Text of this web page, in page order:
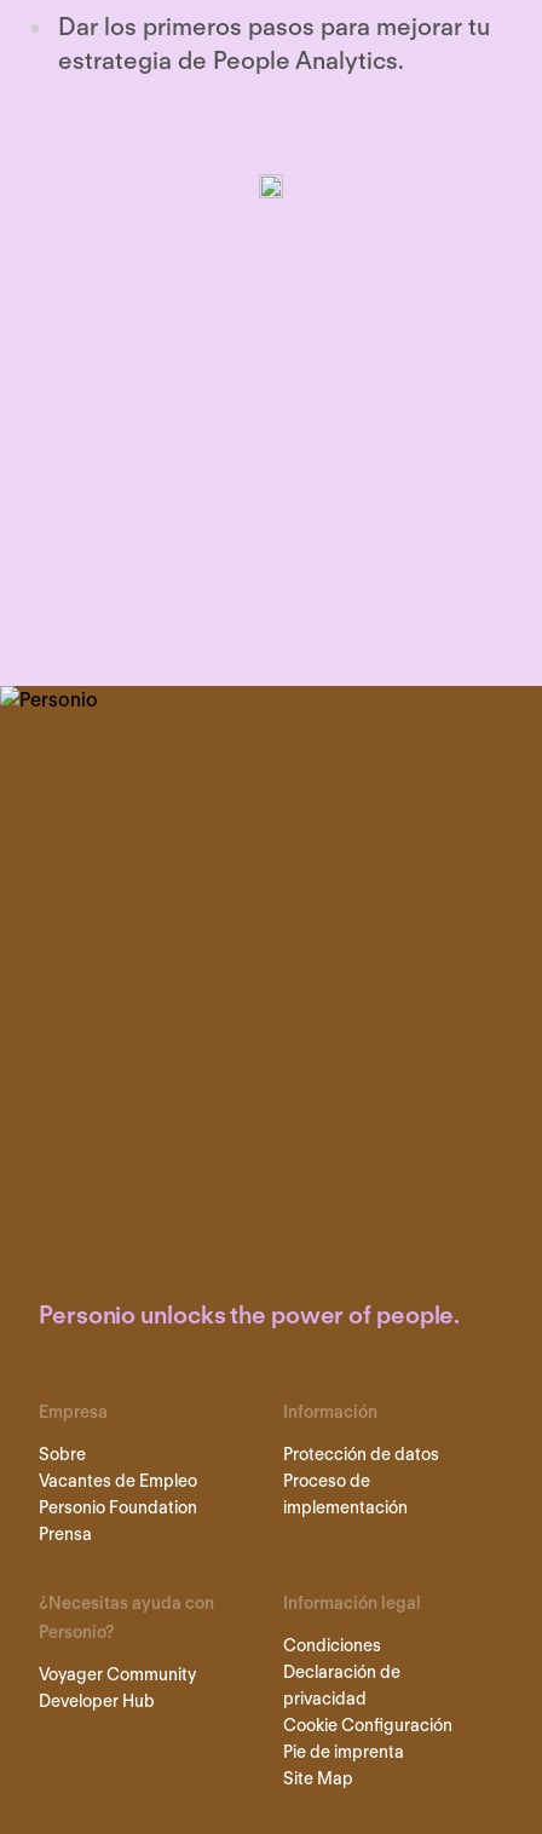
Dar los primeros pasos para mejorar tu
estrategia de People Analytics.
Personio unlocks the power of people.
Empresa
Sobre
Vacantes de Empleo
Personio Foundation
Prensa
Información
Protección de datos
Proceso de
implementación
¿Necesitas ayuda con
Personio?
Voyager Community
Developer Hub
Información legal
Condiciones
Declaración de
privacidad
Cookie Configuración
Pie de imprenta
Site Map